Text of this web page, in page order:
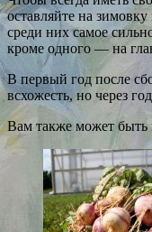
оставляйте на
среди них самое
кроме одного — на
В первый год после
всхожесть, но через
Вам также может быть